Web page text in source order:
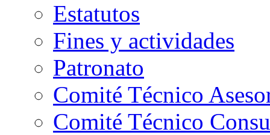
Estatutos
Fines y actividades
Patronato
Comité Técnico
Comité Técnico